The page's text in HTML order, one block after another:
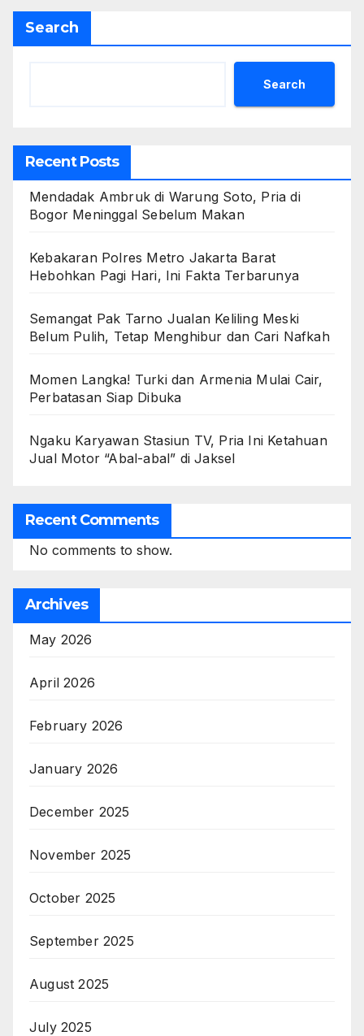
Search
Search
Recent Posts
Mendadak Ambruk di Warung Soto, Pria di
Bogor Meninggal Sebelum Makan
Kebakaran Polres Metro Jakarta Barat
Hebohkan Pagi Hari, Ini Fakta Terbarunya
Semangat Pak Tarno Jualan Keliling Meski
Belum Pulih, Tetap Menghibur dan Cari Nafkah
Momen Langka! Turki dan Armenia Mulai Cair,
Perbatasan Siap Dibuka
Ngaku Karyawan Stasiun TV, Pria Ini Ketahuan
Jual Motor “Abal-abal” di Jaksel
Recent Comments
No comments to show.
Archives
May 2026
April 2026
February 2026
January 2026
December 2025
November 2025
October 2025
September 2025
August 2025
July 2025